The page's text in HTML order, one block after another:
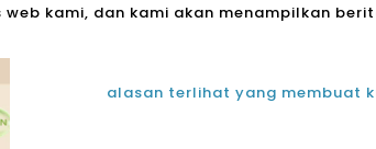
kami, dan kami akan menampilkan